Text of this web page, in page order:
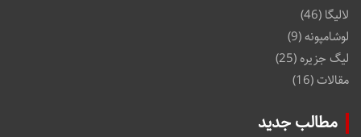
لالیگا (46)
لوشامپونه(9)
لیگ جزیره (25)
مقالات(16)
مطالب جدید